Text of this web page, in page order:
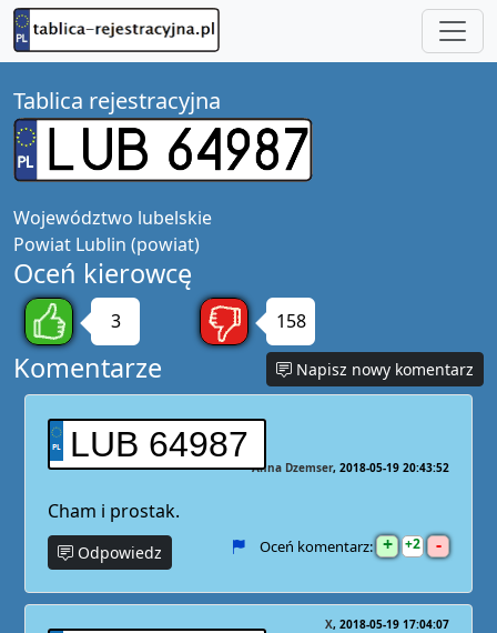
Tablica rejestracyjna
Województwo lubelskie
Powiat Lublin (powiat)
Oceń kierowcę
3 158
Komentarze Napisz nowy komentarz
LUB 64987
Anna Dzemser 2018-05-19 20:43:52
Cham i prostak.
Odpowiedz Oceń komentarz: + 2 -
X 2018-05-19 17:04:07